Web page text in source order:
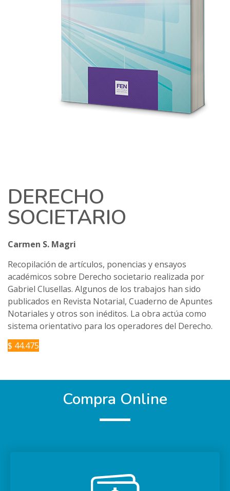
DERECHO
SOCIETARIO
Carmen S. Magri
Recopilación de artículos, ponencias y ensayos
académicos sobre Derecho societario realizada por
Gabriel Clusellas. Algunos de los trabajos han sido
publicados en Revista Notarial, Cuaderno de Apuntes
Notariales y otros son inéditos. La obra actúa como
sistema orientativo para los operadores del Derecho.
$ 44.475
Compra Online